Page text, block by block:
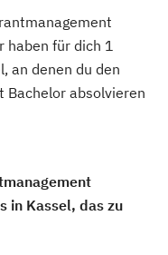
haben für dich 1
an denen du den
Bachelor absolvieren
in Kassel, das zu